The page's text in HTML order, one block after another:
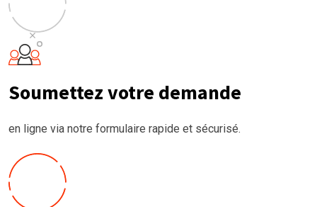
Soumettez votre demande
en ligne via notre formulaire rapide et sécurisé.